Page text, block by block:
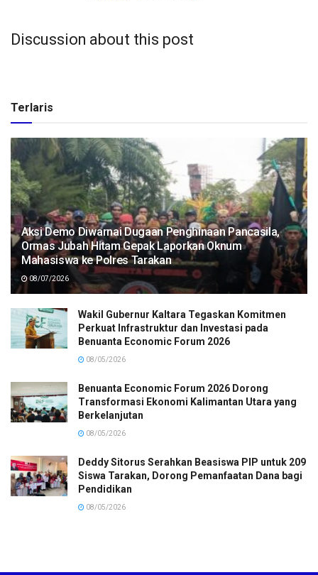
Discussion about this post
Terlaris
Aksi Demo Diwarnai Dugaan Penghinaan Pancasila,
Ormas Jubah Hitam Gepak Laporkan Oknum
Mahasiswa ke Polres Tarakan
08/07/2026
Wakil Gubernur Kaltara Tegaskan Komitmen
Perkuat Infrastruktur dan Investasi pada
Benuanta Economic Forum 2026
08/05/2026
Benuanta Economic Forum 2026 Dorong
Transformasi Ekonomi Kalimantan Utara yang
Berkelanjutan
08/05/2026
Deddy Sitorus Serahkan Beasiswa PIP untuk 209
Siswa Tarakan, Dorong Pemanfaatan Dana bagi
Pendidikan
08/05/2026